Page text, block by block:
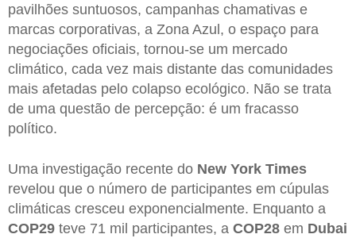
pavilhões suntuosos, campanhas chamativas e
marcas corporativas, a Zona Azul, o espaço para
negociações oficiais, tornou-se um mercado
climático, cada vez mais distante das comunidades
mais afetadas pelo colapso ecológico. Não se trata
de uma questão de percepção: é um fracasso
político.
Uma investigação recente do New York Times
revelou que o número de participantes em cúpulas
climáticas cresceu exponencialmente. Enquanto a
COP29 teve 71 mil participantes, a COP28 em Dubai